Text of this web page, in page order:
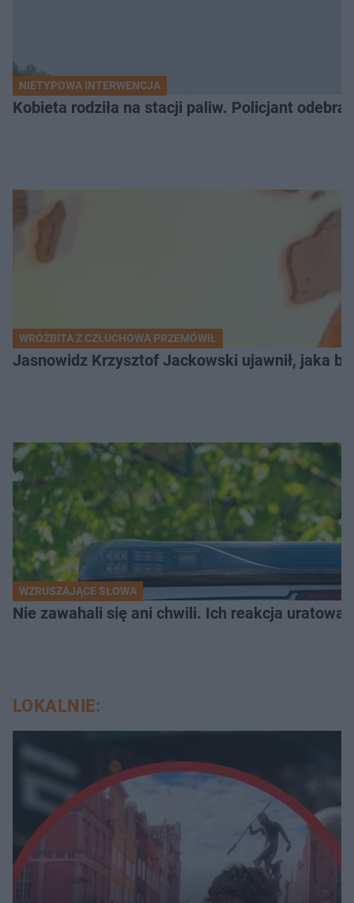
NIETYPOWA INTERWENCJA
Kobieta rodziła na stacji paliw. Policjant
WRÓŻBITA Z CZŁUCHOWA PRZEMÓWIŁ
Jasnowidz Krzysztof Jackowski ujawnił, jaka
WZRUSZAJĄCE SŁOWA
Nie zawahali się ani chwili. Ich reakcja
LOKALNIE: